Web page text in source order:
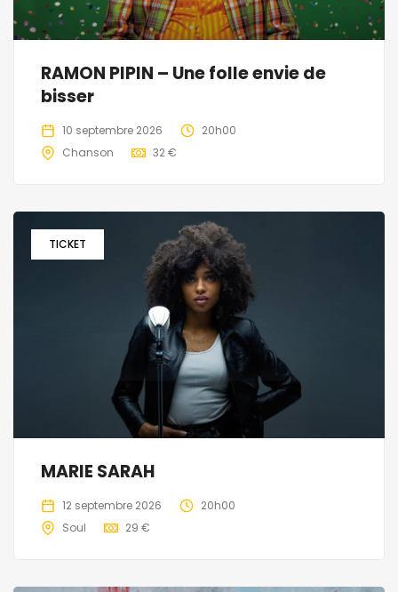
RAMON PIPIN – Une folle envie de
bisser
10 septembre 2026
20h00
Chanson
32 €
TICKET
MARIE SARAH
12 septembre 2026
20h00
Soul
29 €